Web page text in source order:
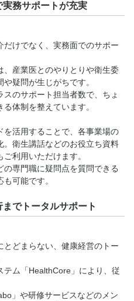
務サポートが充実
けでなく、実務面でのサポー
産業医とのやりとりや衛生委
疑問が生じがちです。
のサポート担当者数で、ちょ
体制を整えています。
を活用することで、各事業場の
。衛生講話などのお役立ち資料
利用いただけます。
専門職に疑問点を質問できる
可能です。
でトータルサポート
どまらない、健康経営のトー
ム「HealthCore」により、従
」や研修サービスなどのメン